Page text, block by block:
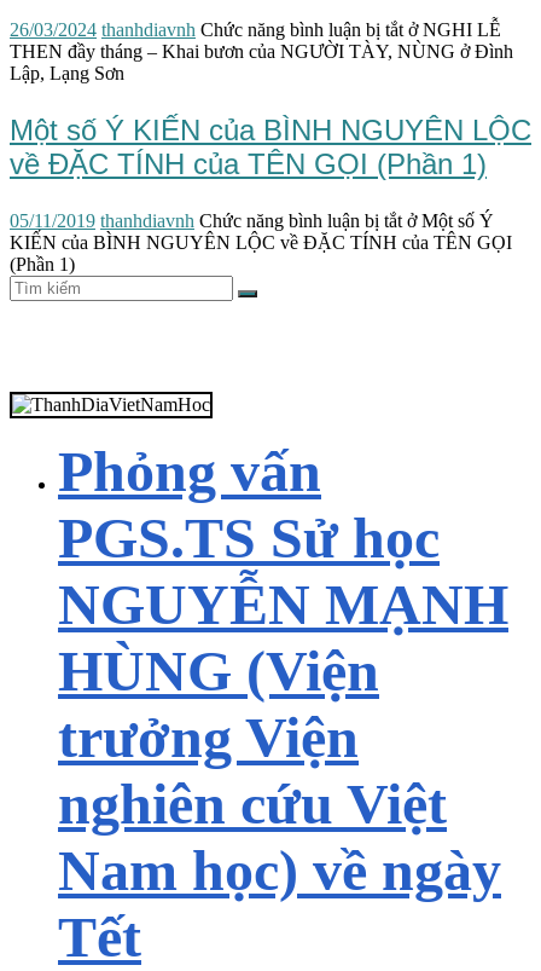
26/03/2024 thanhdiavnh Chức năng bình luận bị tắtở NGHI LỄ
THEN đầy tháng – Khai bươn của NGƯỜI TÀY, NÙNG ở Đình
Lập, Lạng Sơn
Một số Ý KIẾN của BÌNH NGUYÊN LỘC
về ĐẶC TÍNH của TÊN GỌI (Phần 1)
05/11/2019 thanhdiavnh Chức năng bình luận bị tắtở Một số Ý
KIẾN của BÌNH NGUYÊN LỘC về ĐẶC TÍNH của TÊN GỌI
(Phần 1)
Phỏng vấn
PGS.TS Sử học
NGUYỄN MẠNH
HÙNG (Viện
trưởng Viện
nghiên cứu Việt
Nam học) về ngày
Tết